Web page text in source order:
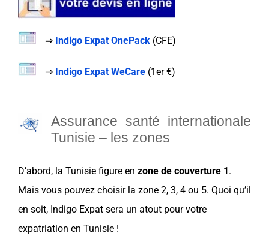
⇒ Indigo Expat OnePack (CFE)
⇒ Indigo Expat WeCare (1er €)
Assurance santé internationale
Tunisie – les zones
D’abord, la Tunisie figure en zone de couverture 1.
Mais vous pouvez choisirla zone 2, 3, 4 ou 5. Quoi qu’il
en soit, Indigo Expat sera un atout pour votre
expatriation en Tunisie !